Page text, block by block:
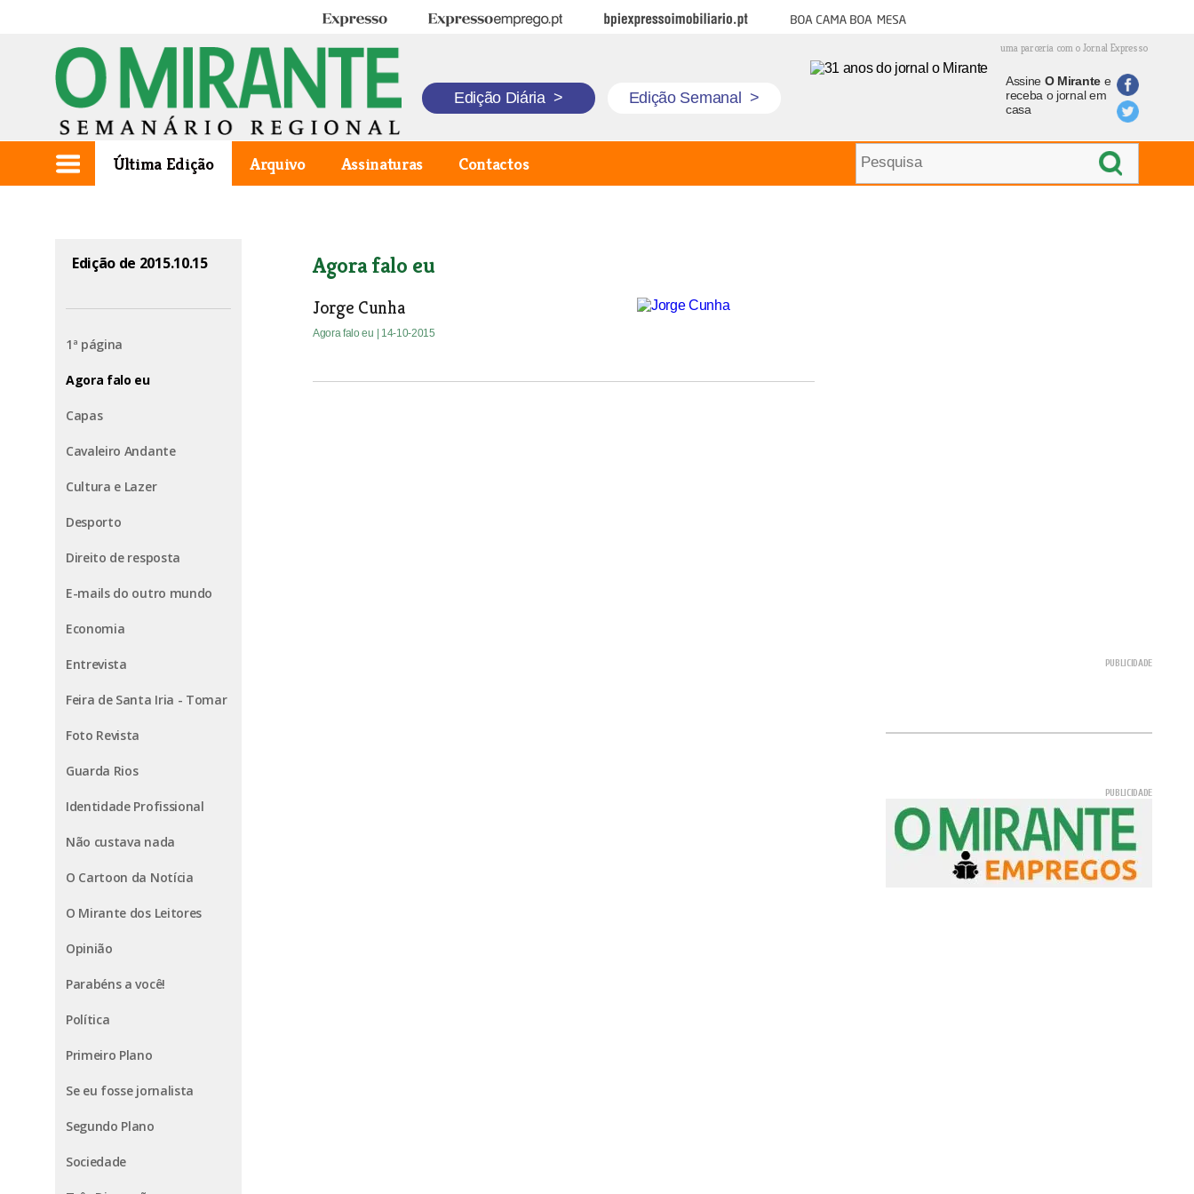
Expresso Expresso Emprego BPI Expresso Imobiliário Boa cama boa mesa
uma parceria com o Jornal Expresso
Edição Diária > Edição Semanal >
Assine O Mirantee
receba o jornal em
casa
Última Edição Arquivo Assinaturas Contactos
Edição de 2015.10.15
1ª página
Agora falo eu
Capas
Cavaleiro Andante
Cultura e Lazer
Desporto
Direito de resposta
E-mails do outro mundo
Economia
Entrevista
Feira de Santa Iria - Tomar
Foto Revista
Guarda Rios
Identidade Profissional
Não custava nada
O Cartoon da Notícia
O Mirante dos Leitores
Opinião
Parabéns a você!
Política
Primeiro Plano
Se eu fosse jornalista
Segundo Plano
Sociedade
Agora falo eu
Jorge Cunha
Agora falo eu | 14-10-2015